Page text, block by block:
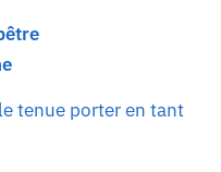
tenue porter en tant